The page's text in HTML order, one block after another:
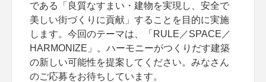
である「良質なすまい・建物を実現し、安全で
美しい街づくりに貢献」することを目的に実施
します。今回のテーマは、「RULE／SPACE／
HARMONIZE」。ハーモニーがつくりだす建築
の新しい可能性を提案してください。みなさん
のご応募をお待ちしています。